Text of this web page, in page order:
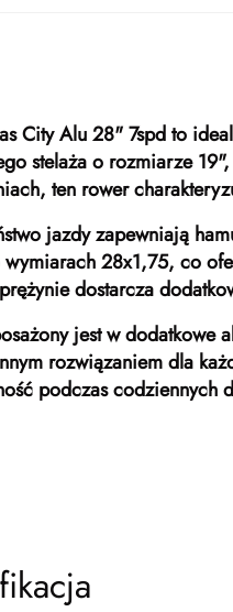
City Alu 28" 7spd to
stelaża o rozmiarze
ten rower
jazdy zapewniają
28x1,75, co
dostarcza
jest w dodatkowe
rozwiązaniem dla
podczas codziennych